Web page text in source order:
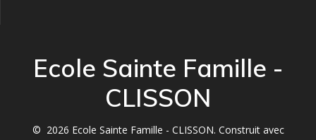
Ecole Sainte Famille -
CLISSON
© 2026 Ecole Sainte Famille - CLISSON. Construit avec